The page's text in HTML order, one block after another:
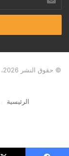
بريدك
الإلكتروني
© حقوق النشر 2026، جميع الحقوق محفوظة |
الرئيسية